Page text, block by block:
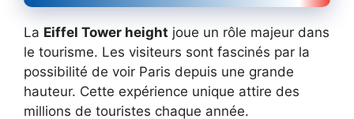
La Eiffel Tower height joue un rôle majeur dans
le tourisme. Les visiteurs sont fascinés par la
possibilité de voir Paris depuis une grande
hauteur. Cette expérience unique attire des
millions de touristes chaque année.